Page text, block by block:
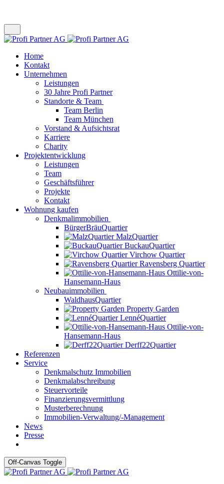
Home
Kontakt
Unternehmen
Leistungen
30 Jahre Profi Partner
Standorte & Team
Team Berlin
Team München
Vorstand & Aufsichtsrat
Karriere
Charity
Projektentwicklung
Leistungen
Team
Geschäftsführer
Projekte
Kontakt
Wohnung kaufen
Denkmalimmobilien
BürgerBräuQuartier
MalzQuartier
BuckauQuartier
Virchow Quartier
Ravensberg Quartier
Ottilie-von-
Hansemann-Haus
Neubauimmobilien
WaldhausQuartier
Property Garden
LennéQuartier
Ottilie-von-
Hansemann-Haus
Derff22Quartier
Referenzen
Service
Denkmalschutz Immobilien
Denkmalabschreibung
Steuervorteile
Finanzierungsvermittlung
Musterberechnung
Immobilien-Verwaltung/-Management
News
Presse
Off-Canvas Toggle